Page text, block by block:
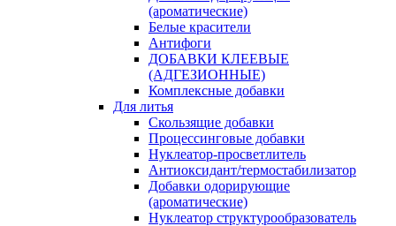
(ароматические)
Белые красители
Антифоги
ДОБАВКИ КЛЕЕВЫЕ
(АДГЕЗИОННЫЕ)
Комплексные добавки
Для литья
Скользящие добавки
Процессинговые добавки
Нуклеатор-просветлитель
Антиоксидант/термостабилизатор
Добавки одорирующие
(ароматические)
Нуклеатор структурообразователь